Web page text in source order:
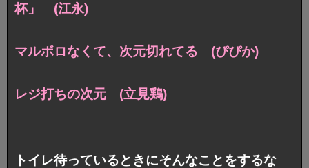
杯」 (江永)
マルボロなくて、次元切れてる (ぴぴか)
レジ打ちの次元 (立見鶏)
トイレ待っているときにそんなことをするな